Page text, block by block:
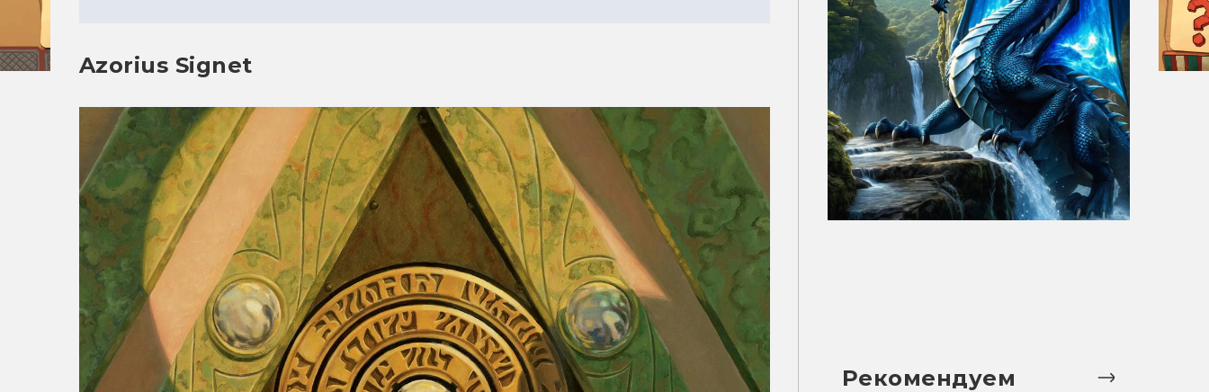
Azorius Signet
Рекомендуем